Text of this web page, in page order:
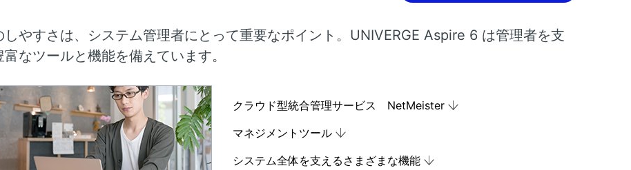
しやすさは、システム管理者にとって重要なポイント。 UNIVERGE Aspire 6 は管理者を支
富なツールと機能を備えています。
クラウド型統合管理サービス NetMeister
マネジメントツール
システム全体を支えるさまざまな機能